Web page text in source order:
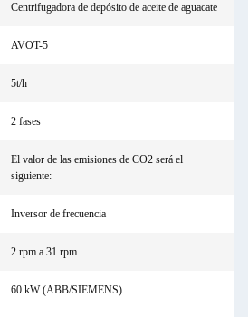
Centrifugadora de depósito de aceite de aguacate
AVOT-5
5t/h
2 fases
El valor de las emisiones de CO2 será el
siguiente:
Inversor de frecuencia
2 rpm a 31 rpm
60 kW (ABB/SIEMENS)